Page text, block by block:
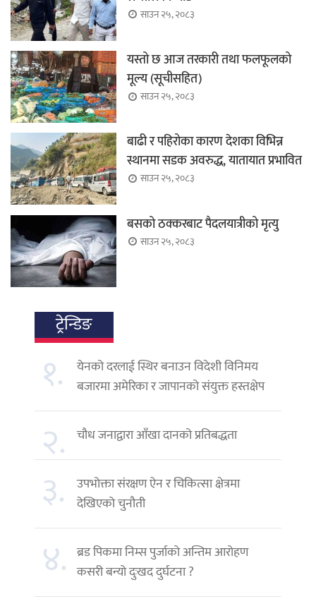
साउन २५, २०८३
यस्तो छ आज तरकारी तथा फलफूलको
मूल्य (सूचीसहित)
साउन २५, २०८३
बाढी र पहिरोका कारण देशका विभिन्न
स्थानमा सडक अवरुद्ध, यातायात प्रभावित
साउन २५, २०८३
बसको ठक्करबाट पैदलयात्रीको मृत्यु
साउन २५, २०८३
ट्रेन्डिङ
१.
येनको दरलाई स्थिर बनाउन विदेशी विनिमय
बजारमा अमेरिका र जापानको संयुक्त हस्तक्षेप
२. चौध जनाद्वारा आँखा दानको प्रतिबद्धता
३.
उपभोक्ता संरक्षण ऐन र चिकित्सा क्षेत्रमा
देखिएको चुनौती
४. ब्रड पिकमा निम्स पुर्जाको अन्तिम आरोहण
कसरी बन्यो दुःखद दुर्घटना ?